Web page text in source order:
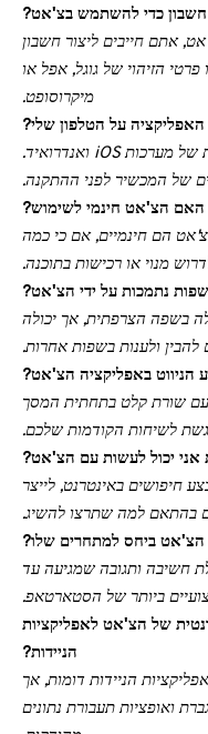
חשבון כדי להשתמש בצ'אט?
אתם חייבים ליצור חשבון
הזיהוי של גוגל, אפל או
מיקרוסופט.
על הטלפון שלי?
האפליקציה דורשת גרסאות עדכניות של מערכות iOS ואנדרואיד.
של המכשיר לפני ההתקנה.
האם הצ'אט חינמי לשימוש?
הם חינמיים, אם כי כמה
מנוי או רכישות בתוכנה.
שפות נתמכות על ידי הצ'אט?
בשפה הצרפתית, אך יכולה
להבין ולענות בשפות אחרות.
הניווט באפליקציה הצ'אט?
עם שורת קלט בתחתית המסך
לשיחות הקודמות שלכם.
אני יכול לעשות עם הצ'אט?
חיפושים באינטרנט, לייצר
בהתאם למה שתרצו להשיג.
הצ'אט ביחס למתחרים שלו?
חשיבה ותגובה שמגיעה עד
של הצ'אט לאפליקציות
הניידות?
הניידות דומות, אך
ואופציות תעבורת נתונים